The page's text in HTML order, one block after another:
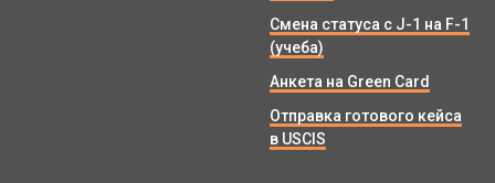
Смена статуса с J-1 на F-1
(учеба)
Анкета на Green Card
Отправка готового кейса
в USCIS